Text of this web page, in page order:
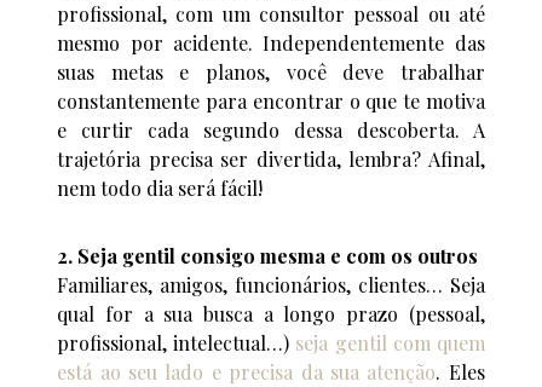
profissional, com um consultor pessoal ou até
mesmo por acidente. Independentemente das
suas metas e planos, você deve trabalhar
constantemente para encontrar o que te motiva
e curtir cada segundo dessa descoberta. A
trajetória precisa ser divertida, lembra? Afinal,
nem todo dia será fácil!
2. Seja gentil consigo mesma e com os outros
Familiares, amigos, funcionários, clientes… Seja
qual for a sua busca a longo prazo (pessoal,
profissional, intelectual…) seja gentil com quem
está ao seu lado e precisa da sua atenção. Eles